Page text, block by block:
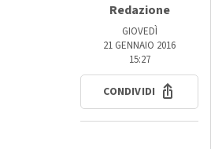
Redazione
GIOVEDÌ
21 GENNAIO 2016
15:27
CONDIVIDI